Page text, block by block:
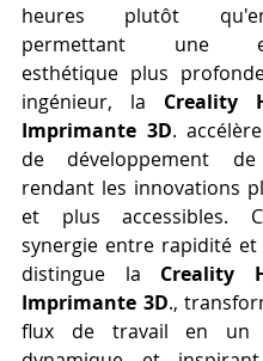
heures plutôt
permettant une
esthétique plus
ingénieur, la Creality
Imprimante 3D.
de développement
rendant les innovations
et plus accessibles.
synergie entre rapidité
distingue la Creality
Imprimante 3D.,
flux de travail en un